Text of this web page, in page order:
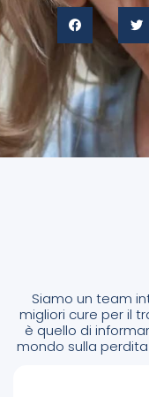
Siamo un team
migliori cure per il
è quello di
mondo sulla